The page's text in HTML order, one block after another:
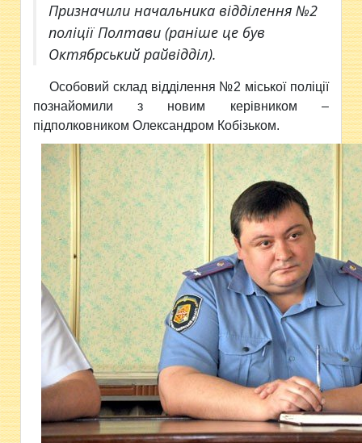
Призначили начальника відділення №2
поліції Полтави (раніше це був
Октябрський райвідділ).
Особовий склад відділення №2 міської поліції
познайомили з новим керівником –
підполковником Олександром Кобізьком.